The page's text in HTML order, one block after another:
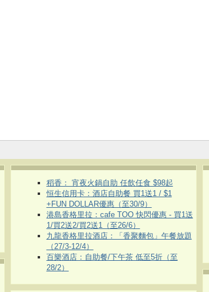
稻香： 宵夜火鍋自助 任飲任食 $98起
恒生信用卡：酒店自助餐 買1送1 / $1
+FUN DOLLAR優惠（至30/9）
港島香格里拉：cafe TOO 快閃優惠 - 買1送
1/買2送2/買2送1（至26/6）
九龍香格里拉酒店：「香聚麵包」午餐放題
（27/3-12/4）
百樂酒店：自助餐/下午茶 低至5折（至
28/2）